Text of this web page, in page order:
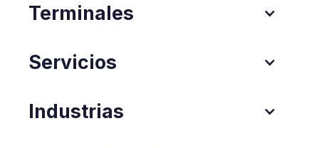
Terminales
Servicios
Industrias